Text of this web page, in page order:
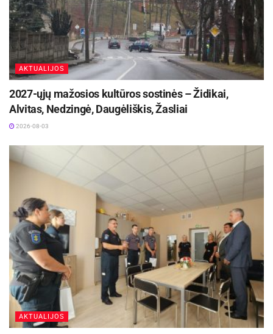
AKTUALIJOS
2027-ųjų mažosios kultūros sostinės – Židikai,
Alvitas, Nedzingė, Daugėliškis, Žasliai
2026-08-03
AKTUALIJOS